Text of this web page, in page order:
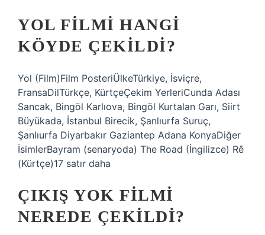
YOL FILMI HANGI
KÖYDE ÇEKILDI?
Yol (Film)Film PosteriÜlkeTürkiye, İsviçre,
FransaDilTürkçe, KürtçeÇekim YerleriCunda Adası
Sancak, Bingöl Karlıova, Bingöl Kurtalan Garı, Siirt
Büyükada, İstanbul Birecik, Şanlıurfa Suruç,
Şanlıurfa Diyarbakır Gaziantep Adana KonyaDiğer
İsimlerBayram (senaryoda) The Road (İngilizce) Rê
(Kürtçe)17 satır daha
ÇIKIŞ YOK FILMI
NEREDE ÇEKILDI?